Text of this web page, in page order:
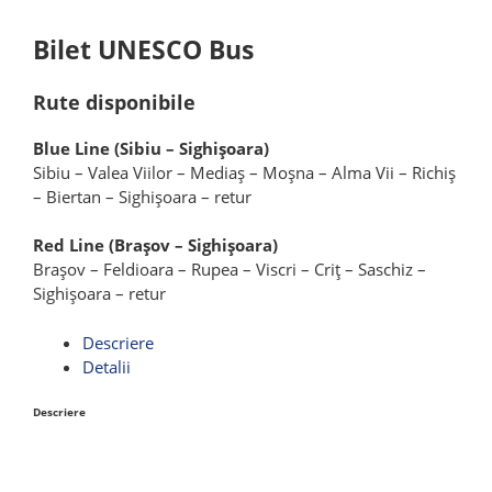
Bilet UNESCO Bus
Rute disponibile
Blue Line (Sibiu – Sighișoara)
Sibiu – Valea Viilor – Mediaș – Moșna – Alma Vii – Richiș
– Biertan – Sighișoara – retur
Red Line (Brașov – Sighișoara)
Brașov – Feldioara – Rupea – Viscri – Criț – Saschiz –
Sighișoara – retur
Descriere
Detalii
Descriere